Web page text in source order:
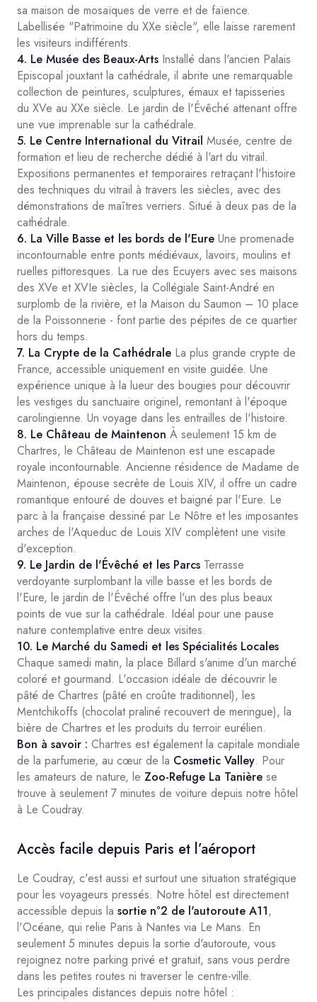
sa maison de mosaïques de verre et de faïence.
Labellisée "Patrimoine du XXe siècle", elle laisse rarement
les visiteurs indifférents.
4. Le Musée des Beaux-Arts Installé dans l'ancien Palais
Episcopal jouxtant la cathédrale, il abrite une remarquable
collection de peintures, sculptures, émaux et tapisseries
du XVe au XXe siècle. Le jardin de l'Évêché attenant offre
une vue imprenable sur la cathédrale.
5. Le Centre International du Vitrail Musée, centre de
formation et lieu de recherche dédié à l'art du vitrail.
Expositions permanentes et temporaires retraçant l'histoire
des techniques du vitrail à travers les siècles, avec des
démonstrations de maîtres verriers. Situé à deux pas de la
cathédrale.
6. La Ville Basse et les bords de l'Eure Une promenade
incontournable entre ponts médiévaux, lavoirs, moulins et
ruelles pittoresques. La rue des Ecuyers avec ses maisons
des XVe et XVIe siècles, la Collégiale Saint-André en
surplomb de la rivière, et la Maison du Saumon – 10 place
de la Poissonnerie - font partie des pépites de ce quartier
hors du temps.
7. La Crypte de la Cathédrale La plus grande crypte de
France, accessible uniquement en visite guidée. Une
expérience unique à la lueur des bougies pour découvrir
les vestiges du sanctuaire originel, remontant à l'époque
carolingienne. Un voyage dans les entrailles de l'histoire.
8. Le Château de Maintenon À seulement 15 km de
Chartres, le Château de Maintenon est une escapade
royale incontournable. Ancienne résidence de Madame de
Maintenon, épouse secrète de Louis XIV, il offre un cadre
romantique entouré de douves et baigné par l'Eure. Le
parc à la française dessiné par Le Nôtre et les imposantes
arches de l'Aqueduc de Louis XIV complètent une visite
d'exception.
9. Le Jardin de l'Évêché et les Parcs Terrasse
verdoyante surplombant la ville basse et les bords de
l'Eure, le jardin de l'Évêché offre l'un des plus beaux
points de vue sur la cathédrale. Idéal pour une pause
nature contemplative entre deux visites.
10. Le Marché du Samedi et les Spécialités Locales
Chaque samedi matin, la place Billard s'anime d'un marché
coloré et gourmand. L'occasion idéale de découvrir le
pâté de Chartres (pâté en croûte traditionnel), les
Mentchikoffs (chocolat praliné recouvert de meringue), la
bière de Chartres et les produits du terroir eurélien.
Bon à savoir : Chartres est également la capitale mondiale
de la parfumerie, au cœur de la Cosmetic Valley. Pour
les amateurs de nature, le Zoo-Refuge La Tanière se
trouve à seulement 7 minutes de voiture depuis notre hôtel
à Le Coudray.
Accès facile depuis Paris et l’aéroport
Le Coudray, c'est aussi et surtout une situation stratégique
pour les voyageurs pressés. Notre hôtel est directement
accessible depuis la sortie n°2 de l'autoroute A11,
l'Océane, qui relie Paris à Nantes via Le Mans. En
seulement 5 minutes depuis la sortie d'autoroute, vous
rejoignez notre parking privé et gratuit, sans vous perdre
dans les petites routes ni traverser le centre-ville.
Les principales distances depuis notre hôtel :